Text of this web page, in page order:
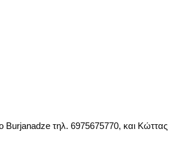
τηλ. 6975675770, και Κώττας